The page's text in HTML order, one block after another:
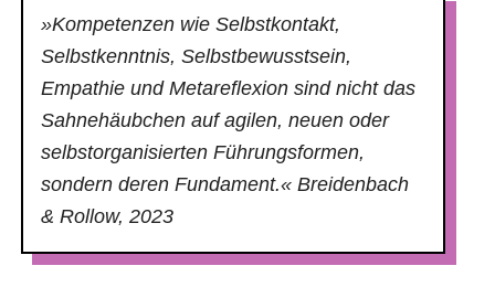
»Kompetenzen wie Selbstkontakt,
Selbstkenntnis, Selbstbewusstsein,
Empathie und Metareflexion sind nicht das
Sahnehäubchen auf agilen, neuen oder
selbstorganisierten Führungsformen,
sondern deren Fundament.« Breidenbach
& Rollow, 2023